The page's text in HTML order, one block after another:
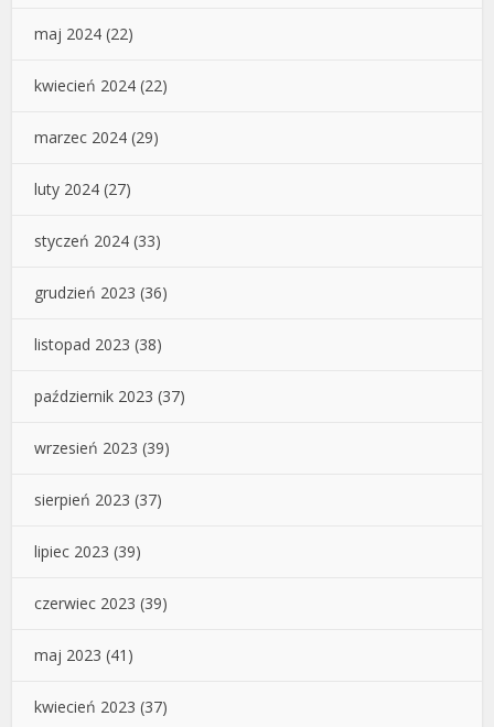
maj 2024 (22)
kwiecień 2024 (22)
marzec 2024 (29)
luty 2024 (27)
styczeń 2024 (33)
grudzień 2023 (36)
listopad 2023 (38)
październik 2023 (37)
wrzesień 2023 (39)
sierpień 2023 (37)
lipiec 2023 (39)
czerwiec 2023 (39)
maj 2023 (41)
kwiecień 2023 (37)